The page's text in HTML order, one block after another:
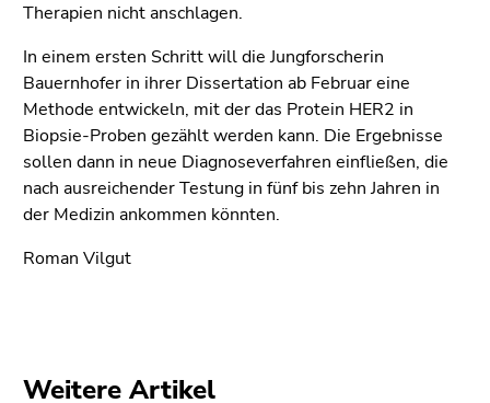
Therapien nicht anschlagen.
In einem ersten Schritt will die Jungforscherin
Bauernhofer in ihrer Dissertation ab Februar eine
Methode entwickeln, mit der das Protein HER2 in
Biopsie-Proben gezählt werden kann. Die Ergebnisse
sollen dann in neue Diagnoseverfahren einfließen, die
nach ausreichender Testung in fünf bis zehn Jahren in
der Medizin ankommen könnten.
Roman Vilgut
Weitere Artikel